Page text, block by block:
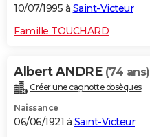
10/07/1995 à Saint-Victeur
Famille TOUCHARD
Albert ANDRE (74 ans)
Créer une cagnotte obsèques
Naissance
06/06/1921 à Saint-Victeur